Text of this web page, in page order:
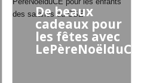
De beaux
cadeaux pour
les fêtes avec
LePèreNoëlduCE